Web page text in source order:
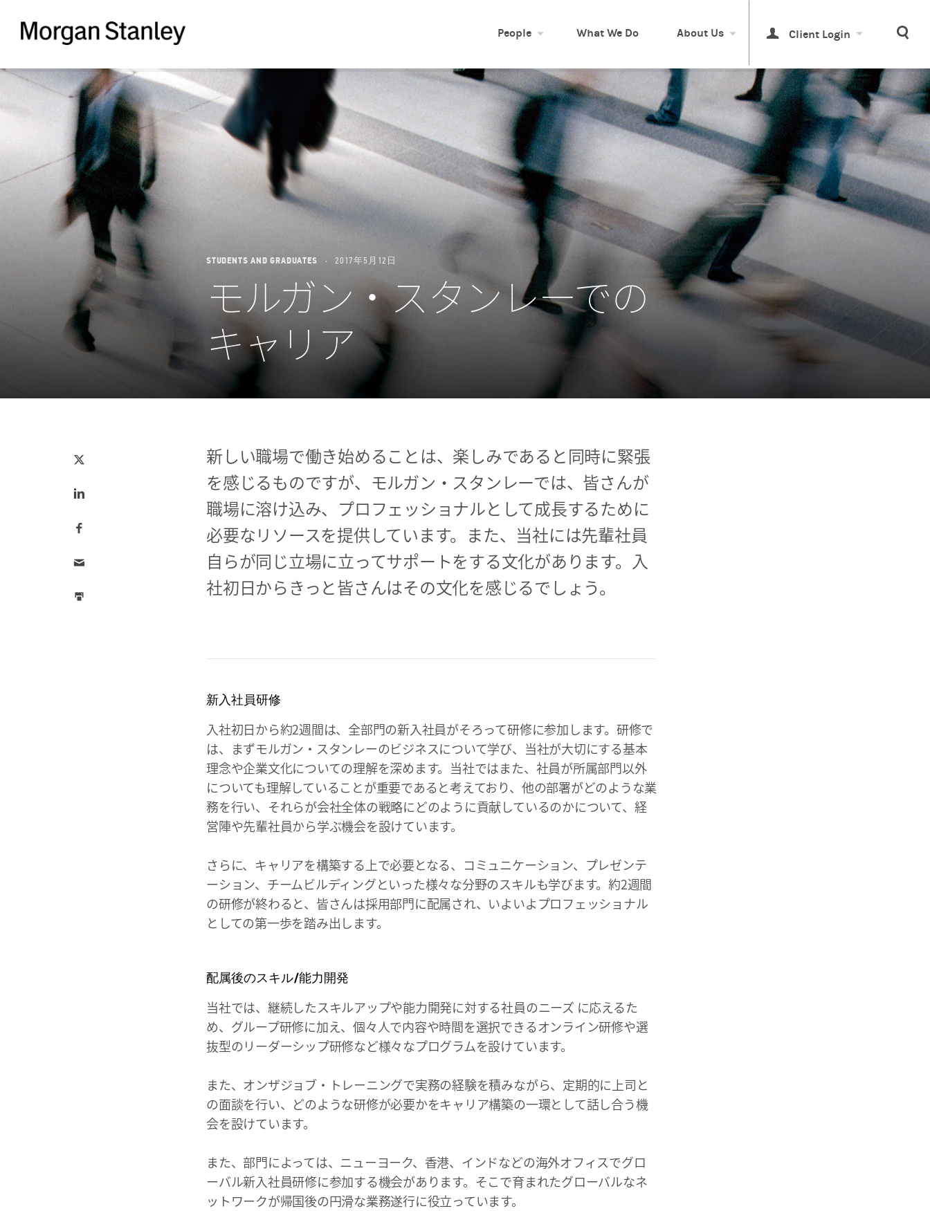
Stanley People What We Do About Us Client Login
STUDENTS AND GRADUATES 2017年5月12日
モルガン・スタンレーでの
キャリア
新しい職場で働き始めることは、楽しみであると同時に緊張
を感じるものですが、モルガン・スタンレーでは、皆さんが
職場に溶け込み、プロフェッショナルとして成長するために
必要なリソースを提供しています。また、当社には先輩社員
自らが同じ立場に立ってサポートをする文化があります。入
社初日からきっと皆さんはその文化を感じるでしょう。
新入社員研修
入社初日から約2週間は、全部門の新入社員がそろって研修に参加します。研修で
は、まずモルガン・スタンレーのビジネスについて学び、当社が大切にする基本
理念や企業文化についての理解を深めます。当社ではまた、社員が所属部門以外
についても理解していることが重要であると考えており、他の部署がどのような業
務を行い、それらが会社全体の戦略にどのように貢献しているのかについて、経
営陣や先輩社員から学ぶ機会を設けています。
さらに、キャリアを構築する上で必要となる、コミュニケーション、プレゼンテ
ーション、チームビルディングといった様々な分野のスキルも学びます。約2週間
の研修が終わると、皆さんは採用部門に配属され、いよいよプロフェッショナル
としての第一歩を踏み出します。
配属後のスキル/能力開発
当社では、継続したスキルアップや能力開発に対する社員のニーズ に応えるた
め、グループ研修に加え、個々人で内容や時間を選択できるオンライン研修や選
抜型のリーダーシップ研修など様々なプログラムを設けています。
また、オンザジョブ・トレーニングで実務の経験を積みながら、定期的に上司と
の面談を行い、どのような研修が必要かをキャリア構築の一環として話し合う機
会を設けています。
また、部門によっては、ニューヨーク、香港、インドなどの海外オフィスでグロ
ーバル新入社員研修に参加する機会があります。そこで育まれたグローバルなネ
ットワークが帰国後の円滑な業務遂行に役立っています。